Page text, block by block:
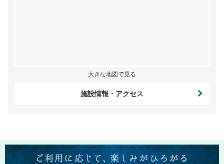
大きな地図で見る
施設情報・アクセス